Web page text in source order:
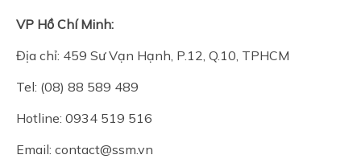
VP Hồ Chí Minh:
Địa chỉ: 459 Sư Vạn Hạnh, P.12, Q.10, TPHCM
Tel: (08) 88 589 489
Hotline: 0934 519 516
Email: contact@ssm.vn